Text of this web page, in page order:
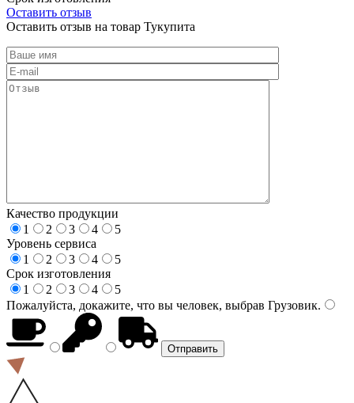
Оставить отзыв
Оставить отзыв на товар Тукупита
Качество продукции
1
2 3 4
5
Уровень сервиса
1
2 3 4
5
Срок изготовления
1
2 3 4
5
Пожалуйста, докажите, что вы человек, выбрав Грузовик.